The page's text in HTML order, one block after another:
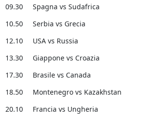
09.30 Spagna vs Sudafrica
10.50 Serbia vs Grecia
12.10 USA vs Russia
13.30 Giappone vs Croazia
17.30 Brasile vs Canada
18.50 Montenegro vs Kazakhstan
20.10 Francia vs Ungheria